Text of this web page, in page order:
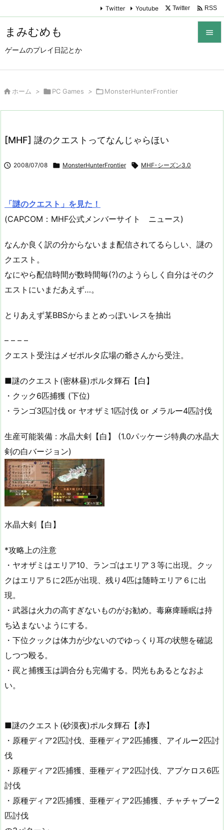
まみむめも
ゲームのプレイ日記とか

Twitter Youtube Twitter  RSS
 ホーム > PC Games > MonsterHunterFrontier
[MHF] 謎のクエストってなんじゃらほい
 2008/07/08  MonsterHunterFrontier  MHF-シーズン3.0
「謎のクエスト」を見た！
(CAPCOM：MHF公式メンバーサイト ニュース)
なんか良く訳の分からないまま配信されてるらしい、謎の
クエスト。
なにやら配信時間が数時間毎(?)のようらしく自分はそのク
エストにいまだあえず…。
とりあえず某BBSからまとめっぽいレスを抽出
– – – –
クエスト受注はメゼポルタ広場の爺さんから受注。
■謎のクエスト(密林昼)ポルタ輝石【白】
・クック6匹捕獲 (下位)
・ランゴ3匹討伐 or ヤオザミ1匹討伐 or メラルー4匹討伐
生産可能装備 : 水晶大剣【白】 (1.0パッケージ特典の水晶大
剣の白バージョン)
水晶大剣【白】
*攻略上の注意
・ヤオザミはエリア10、ランゴはエリア３等に出現。クッ
クはエリア５に2匹が出現、残り4匹は随時エリア６に出
現。
・武器は火力の高すぎないものがお勧め。毒麻痺睡眠は持
ち込まないようにする。
・下位クックは体力が少ないのでゆっくり耳の状態を確認
しつつ殴る。
・罠と捕獲玉は調合分も完備する。閃光もあるとなおよ
い。
■謎のクエスト(砂漠夜)ポルタ輝石【赤】
・原種ディア2匹討伐、亜種ディア2匹捕獲、アイルー2匹討
伐
・原種ディア2匹捕獲、亜種ディア2匹討伐、アプケロス6匹
討伐
・原種ディア2匹捕獲、亜種ディア2匹捕獲、チャチャブー2
匹討伐